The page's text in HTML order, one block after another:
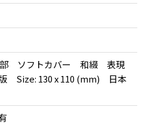
ソフトカバー 和綴 表現
Size: 130 x 110 (mm) 日本